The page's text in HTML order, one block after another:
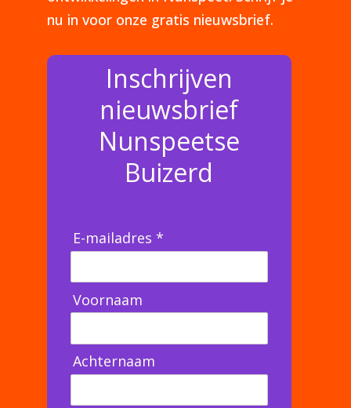
nu in voor onze gratis nieuwsbrief.
Inschrijven
nieuwsbrief
Nunspeetse
Buizerd
E-mailadres *
Voornaam
Achternaam